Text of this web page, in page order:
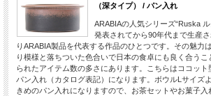
（深タイプ） / パン入れ
ARABIAの人気シリーズ“Ruska
発表されてから90年代まで生産
りARABIA製品を代表する作品のひとつです。その魅力
り模様と落ちついた色合いで日本の食卓にも良く合う
られたアイテム数の多さにあります。こちらはココッ
パン入れ（カタログ表記）になります。ボウルLサイズ
きめのパン入れになりますので、お茶セットやお菓子入